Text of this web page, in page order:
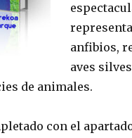
anfibios,
aves
de animales.
con el